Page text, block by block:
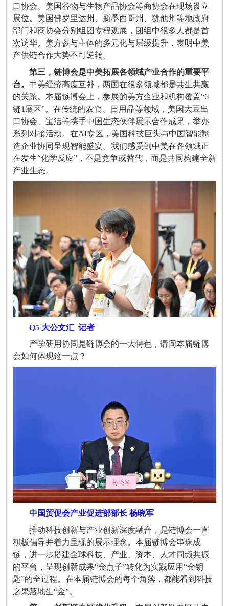
口协会、美国谷物与生物产品协会等商协会在现场设立
展位。美国佛罗里达州、新墨西哥州、犹他州等地政府
部门和商协会分别组团专程观展，团组中很多人都是首
次访华。美方参与主体的多元化与层级提升，表明中美
产供链合作大势不可逆转。
第三， 链博会是中美拓展各领域产业合作的重要平
台。 中美经济高度互补，两国在很多领域都是共生共赢
的关系。本届链博会上，参展的美方企业和机构覆盖“6
链1 展区”。在传统的农食、日用品等领域，美国大豆出
口协会、宝洁等携手中国生态伙伴展示合作成果，举办
系列对接活动。在AI专区，美国科技巨头与中国智能制
造企业协同呈现智能盛宴。我们感受到中美在各领域正
在发生“化学反应” ，不是竞争或替代，而是共同构建全新
产业生态。
Q5 大公文汇 记者
产学研用协同是链博会的一大特色，请问本届链博
会如何体现这一点？
中国贸促会产业促进部部长 杨晓军
推动科技创新与产业创新深度融合，是链博会一直
积极倡导并着力呈现的展示理念。本届链博会串珠成
链，进一步搭建全球科技、产业、资本、人才同频共振
的平台，呈现创新成果“金点子”转化为实践应用“金钥
匙”的全过程。在本届链博会的每个角落，都能看到科技
之果落地生“金”。